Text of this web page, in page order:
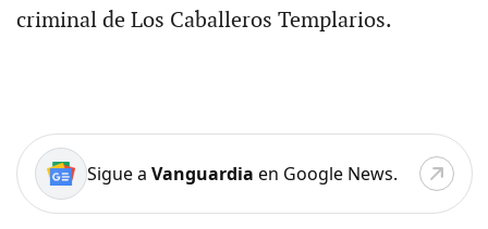
criminal de Los Caballeros Templarios.
Sigue a Vanguardia en Google News.